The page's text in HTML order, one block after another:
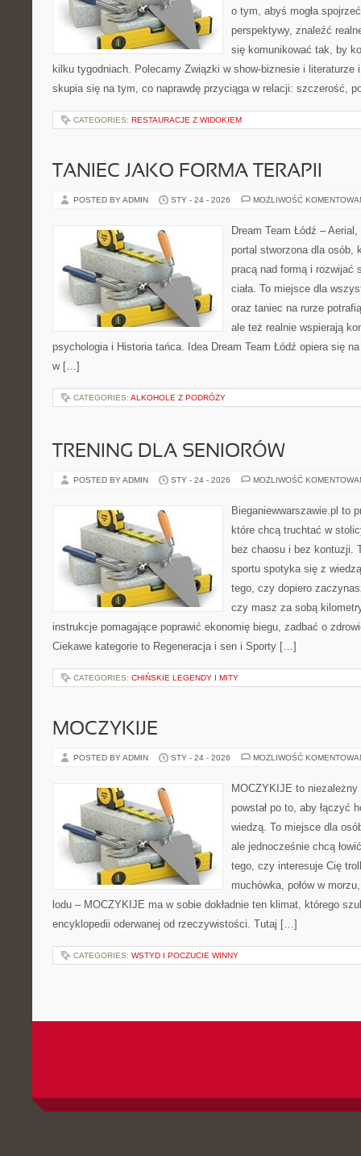
o tym, abyś mogła
perspektywy, znaleźć
się komunikować tak, by
kilku tygodniach. Polecamy Związki w show-biznesie i literaturze
skupia się na tym, co naprawdę przyciąga w relacji: szczerość,
CATEGORIES: RESTAURACJE Z WIDOKIEM
TANIEC JAKO FORMA TERAPII
POSTED BY ADMIN STY - 24 - 2026 MOŻLIWOŚĆ
Dream Team Łódź –
portal stworzona dla osób,
pracą nad formą i rozwijać
ciała. To miejsce dla
oraz taniec na rurze
ale też realnie wspierają
psychologia i Historia tańca. Idea Dream Team Łódź opiera się
w […]
CATEGORIES: ALKOHOLE Z PODRÓŻY
TRENING DLA SENIORÓW
POSTED BY ADMIN STY - 24 - 2026 MOŻLIWOŚĆ
Bieganiewwarszawie.pl to
które chcą truchtać w
bez chaosu i bez kontuzji.
sportu spotyka się z
tego, czy dopiero
czy masz za sobą
instrukcje pomagające poprawić ekonomię biegu, zadbać o
Ciekawe kategorie to Regeneracja i sen i Sporty […]
CATEGORIES: CHIŃSKIE LEGENDY I MITY
MOCZYKIJE
POSTED BY ADMIN STY - 24 - 2026 MOŻLIWOŚĆ
MOCZYKIJE to niezależny
powstał po to, aby łączyć
wiedzą. To miejsce dla
ale jednocześnie chcą
tego, czy interesuje Cię
muchówka, połów w
lodu – MOCZYKIJE ma w sobie dokładnie ten klimat, którego
encyklopedii oderwanej od rzeczywistości. Tutaj […]
CATEGORIES: WSTYD I POCZUCIE WINNY